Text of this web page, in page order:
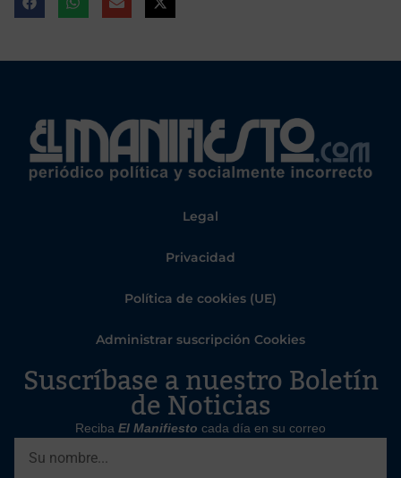
Legal
Privacidad
Política de cookies (UE)
Administrar suscripción Cookies
Suscríbase a nuestro Boletín
de Noticias
Reciba El Manifiesto cada día en su correo